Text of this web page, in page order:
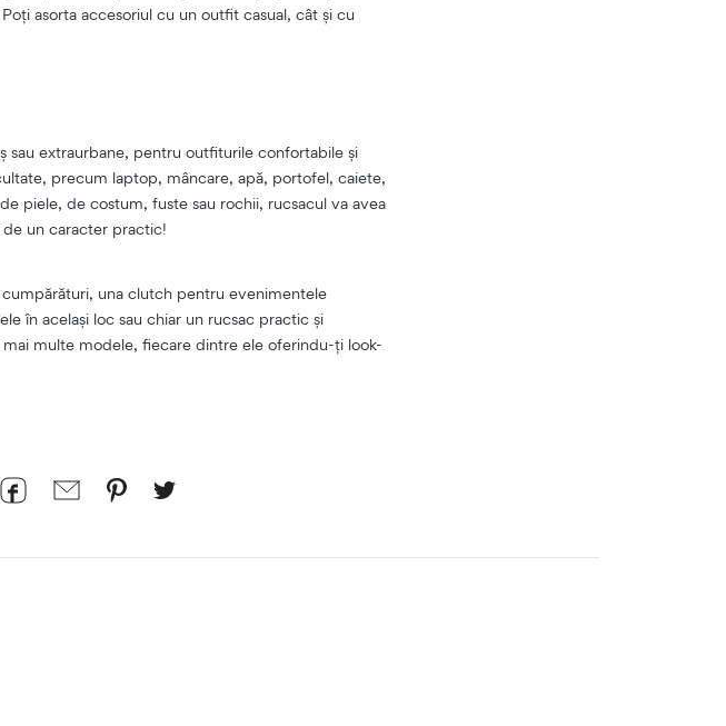
asorta accesoriul cu un outfit casual, cât și cu
extraurbane, pentru outfiturile confortabile și
precum laptop, mâncare, apă, portofel, caiete,
piele, de costum, fuste sau rochii, rucsacul va avea
de un caracter practic!
una clutch pentru evenimentele
în același loc sau chiar un rucsac practic și
multe modele, fiecare dintre ele oferindu-ți look-